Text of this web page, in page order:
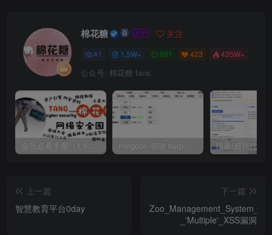
棉花糖 关注
41 1.5W+ 991 423 435W+
公众号: 棉花糖 fans
会员必看手册（1.9.0版本 26.4.5更新） mingdon 明动 burp插件0.2.6版本 本地时间校验去除版
上一篇
智慧教育平台0day
下一篇
_'Multiple'_XSS漏洞